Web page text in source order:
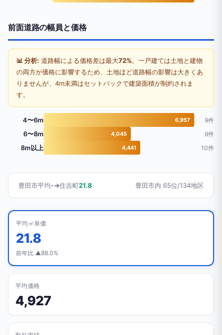
前面道路の幅員と価格
📊 分析: 道路幅による価格差は最大72%。一戸建ては土地と建物
の両方が価格に影響するため、土地ほど道路幅の影響は大きくあ
りませんが、4m未満はセットバックで建築面積が制約されま
す。
4〜6m 6,957 9件
6〜8m 4,045 9件
8m以上 4,441 10件
豊田市平均-→住吉町21.8 豊田市内 65位/134地区
平均㎡単価
21.8
前年比 ▲88.0%
平均価格
4,927